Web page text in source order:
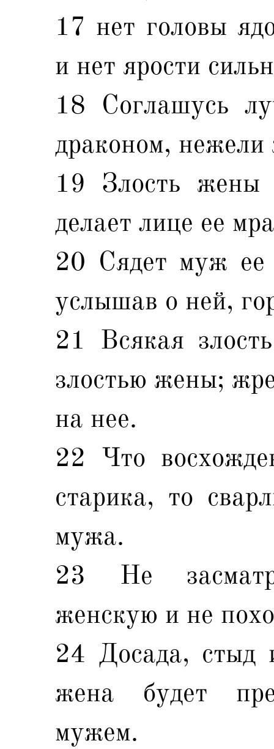
17 нет головы
и нет ярости
18 Соглашусь
драконом,
19 Злость жены
делает лице ее
20 Сядет муж ее
услышав о ней,
21 Всякая
злостью жены;
на нее.
22 Что
старика, то
мужа.
23 Не
женскую и не
24 Досада, стыд
жена будет
мужем.